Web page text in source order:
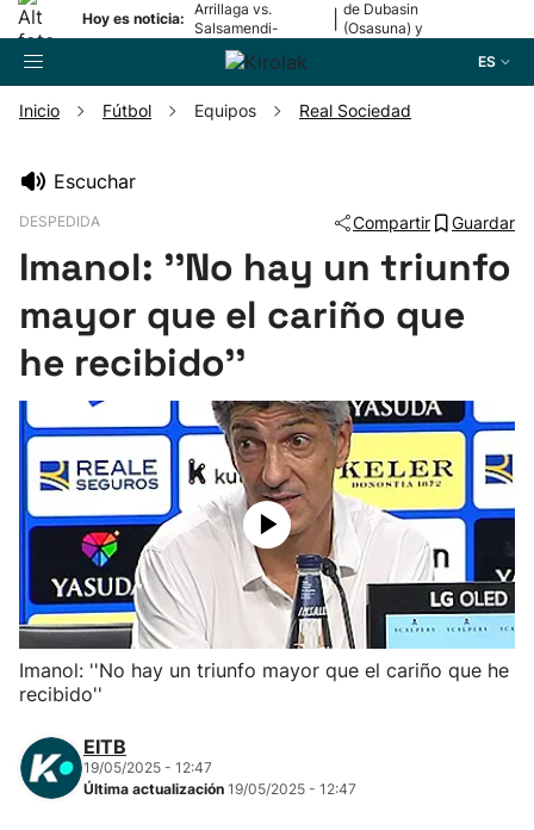
Hoy es noticia:
Arrillaga vs.
Salsamendi-
Bergara y Erasun
vs. Gaminde
de Dubasin
(Osasuna) y
ES
Pelota
Remo
Baloncesto
Ciclismo
Herri-kirolak
Balonmano
Kirolak 360
Atletismo
Inicio Fútbol Equipos Real Sociedad
Escuchar
DESPEDIDA Compartir Guardar
Imanol: ''No hay un triunfo
mayor que el cariño que
he recibido''
Imanol: ''No hay un triunfo mayor que el cariño que he
recibido''
EITB
19/05/2025 - 12:47
Última actualización 19/05/2025 - 12:47